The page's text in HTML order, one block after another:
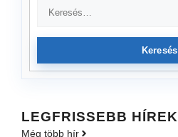
Keresés
LEGFRISSEBB HÍREK
Még több hír